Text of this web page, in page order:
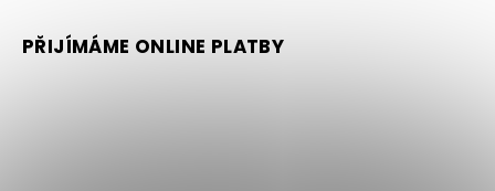
PŘIJÍMÁME ONLINE PLATBY